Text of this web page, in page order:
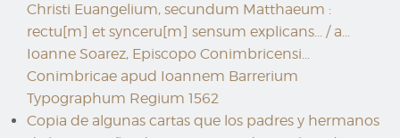
Christi Euangelium, secundum Matthaeum :
rectu[m] et synceru[m] sensum explicans... / a...
Ioanne Soarez, Episcopo Conimbricensi...
Conimbricae apud Ioannem Barrerium
Typographum Regium 1562
Copia de algunas cartas que los padres y hermanos